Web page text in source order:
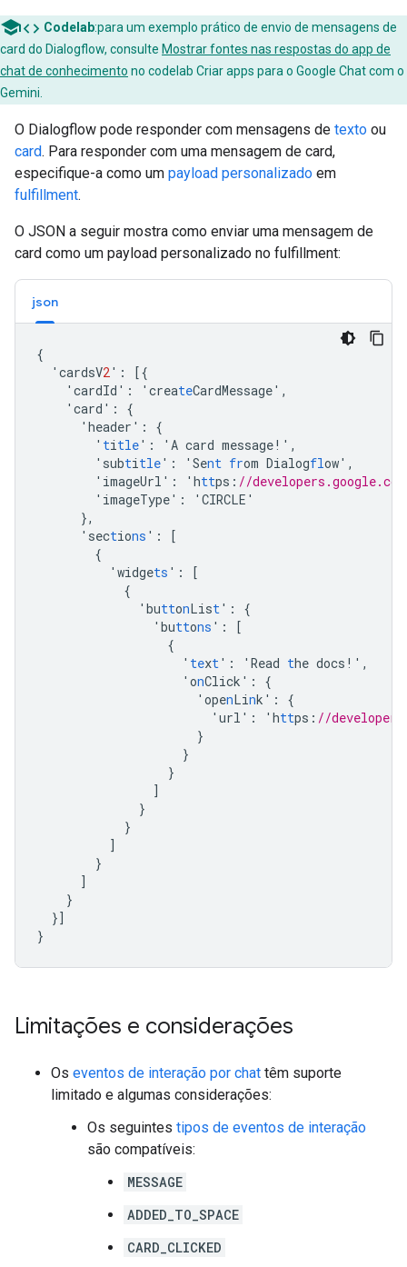
code Codelab:para um exemplo prático de envio de mensagens de
card do Dialogflow, consulte Mostrar fontes nas respostas do app de
chat de conhecimento no codelab Criar apps para o Google Chat com o
Gemini.
O Dialogflow pode responder com mensagens de texto ou
card. Para responder com uma mensagem de card,
especifique-a como um payload personalizado em
fulfillment.
O JSON a seguir mostra como enviar uma mensagem de
card como um payload personalizado no fulfillment:
json
{
'cardsV2 ' :
[{
'cardId' : 'createCardMessage' ,
'card' :
{
'header' :
{
' title' : 'A card message!' ,
'subtitle' : 'Sent from Dialogflow' ,
'imageUrl' : 'https : //
'imageType' :
'CIRCLE'
},
'sections ' :
[
{
'widgets ' :
[
{
'buttonList ' :
{
'buttons ' :
[
{
' text ' : 'Read the docs!' ,
'onClick' :
{
'openLink' :
{
'url' : 'https : //
}
}
}
]
}
}
]
}
]
}
}]
}
Limitações e considerações
Os eventos de interação por chat têm suporte
limitado e algumas considerações:
Os seguintes tipos de eventos de interação
são compatíveis:
MESSAGE
ADDED_TO_SPACE
CARD_CLICKED